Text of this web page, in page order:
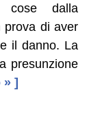
dalla
prova di aver
il danno. La
presunzione
» ]